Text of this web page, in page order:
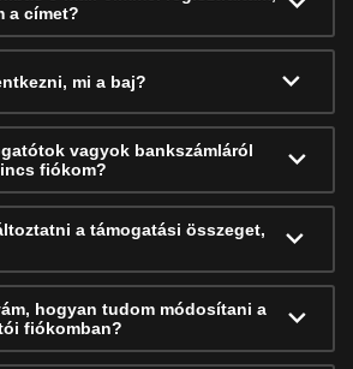
a címet?
mi a baj?
vagyok bankszámláról
fiókom?
a támogatási összeget,
hogyan tudom módosítani a
fiókomban?